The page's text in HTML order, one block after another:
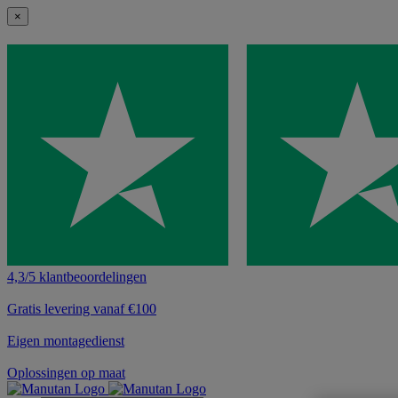
×
4,3/5 klantbeoordelingen
Gratis levering vanaf €100
Eigen montagedienst
Oplossingen op maat